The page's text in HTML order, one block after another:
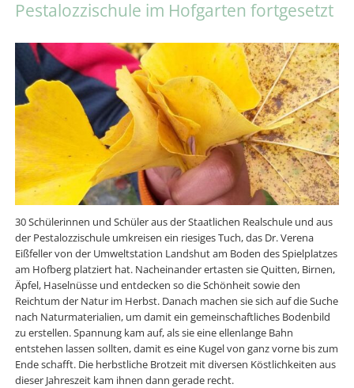
Pestalozzischule im Hofgarten fortgesetzt
30 Schülerinnen und Schüler aus der Staatlichen Realschule und aus
der Pestalozzischule umkreisen ein riesiges Tuch, das Dr. Verena
Eißfeller von der Umweltstation Landshut am Boden des Spielplatzes
am Hofberg platziert hat. Nacheinander ertasten sie Quitten, Birnen,
Äpfel, Haselnüsse und entdecken so die Schönheit sowie den
Reichtum der Natur im Herbst. Danach machen sie sich auf die Suche
nach Naturmaterialien, um damit ein gemeinschaftliches Bodenbild
zu erstellen. Spannung kam auf, als sie eine ellenlange Bahn
entstehen lassen sollten, damit es eine Kugel von ganz vorne bis zum
Ende schafft. Die herbstliche Brotzeit mit diversen Köstlichkeiten aus
dieser Jahreszeit kam ihnen dann gerade recht.